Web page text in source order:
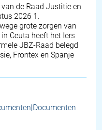
de Raad Justitie en
2026 1.
grote zorgen van
Ceuta heeft het Iers
JBZ-Raad belegd
Frontex en Spanje